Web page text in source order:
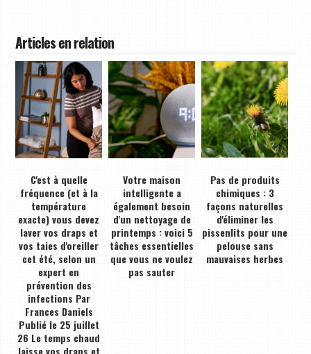
Articles en relation
C'est à quelle
fréquence (et à la
température
exacte) vous devez
laver vos draps et
vos taies d'oreiller
cet été, selon un
expert en
prévention des
infections Par
Frances Daniels
Publié le 25 juillet
26 Le temps chaud
laisse vos draps et
Votre maison
intelligente a
également besoin
d'un nettoyage de
printemps : voici 5
tâches essentielles
que vous ne voulez
pas sauter
Pas de produits
chimiques : 3
façons naturelles
d'éliminer les
pissenlits pour une
pelouse sans
mauvaises herbes